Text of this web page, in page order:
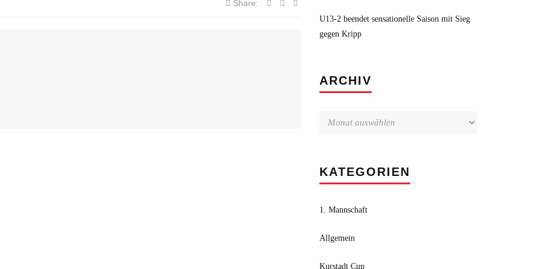
Share:
U13-2 beendet sensationelle Saison mit Sieg
gegen Kripp
ARCHIV
KATEGORIEN
1. Mannschaft
Allgemein
Kurstadt Cup